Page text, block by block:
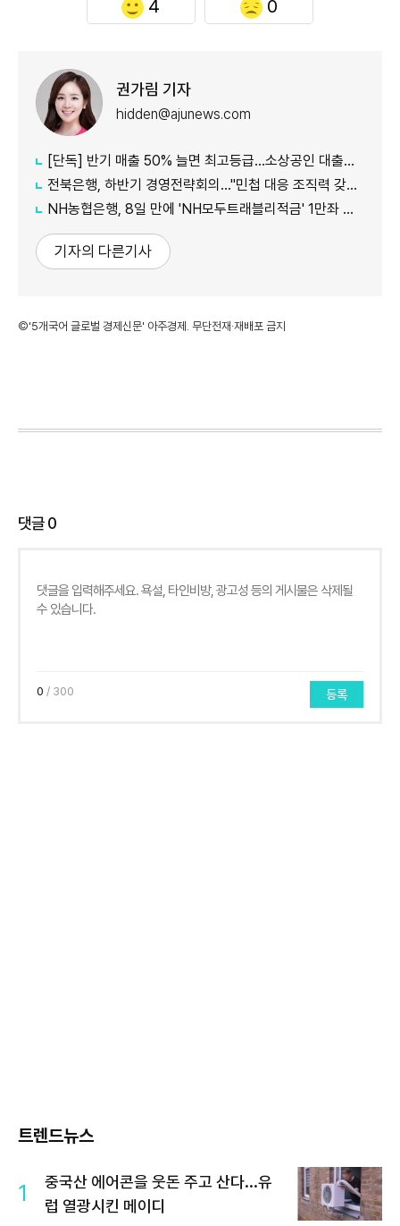
4 0
권가림 기자
hidden@ajunews.com
[단독] 반기 매출 50% 늘면 최고등급…소상공인 대출에 성장성 반영
전북은행, 하반기 경영전략회의…"민첩 대응 조직력 갖춰야"
NH농협은행, 8일 만에 'NH모두트래블리적금' 1만좌 조기 완판
기자의 다른기사
©'5개국어 글로벌 경제신문' 아주경제. 무단전재·재배포 금지
댓글0
0 / 300 등록
트렌드뉴스
1
중국산 에어콘을 웃돈 주고 산다...유
럽 열광시킨 메이디